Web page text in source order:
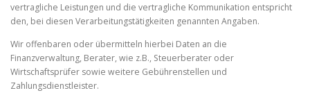
vertragliche Leistungen und die vertragliche Kommunikation entspricht
den, bei diesen Verarbeitungstätigkeiten genannten Angaben.
Wir offenbaren oder übermitteln hierbei Daten an die
Finanzverwaltung, Berater, wie z.B., Steuerberater oder
Wirtschaftsprüfer sowie weitere Gebührenstellen und
Zahlungsdienstleister.